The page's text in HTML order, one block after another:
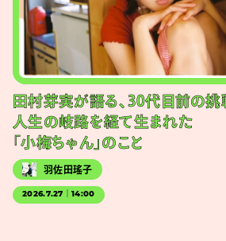
田村芽実が語る、30代目前の挑
人生の岐路を経て生まれた
「小梅ちゃん」のこと
羽佐田瑤子
2026.7.27｜14:00